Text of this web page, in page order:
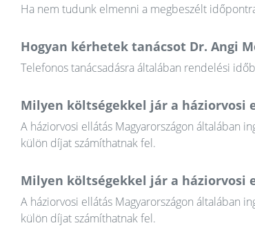
Ha nem tudunk elmenni a megbeszélt
Hogyan kérhetek tanácsot Dr. Angi
Telefonos tanácsadásra általában rendelési
Milyen költségekkel jár a háziorvosi
A háziorvosi ellátás Magyarországon általában
külön díjat számíthatnak fel.
Milyen költségekkel jár a háziorvosi
A háziorvosi ellátás Magyarországon általában
külön díjat számíthatnak fel.